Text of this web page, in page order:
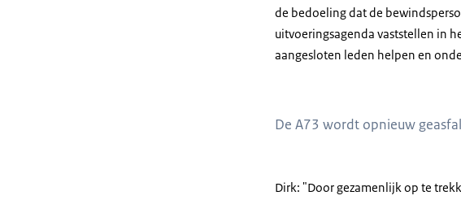
de bedoeling dat de
uitvoeringsagenda vaststellen in
aangesloten leden helpen en
De A73 wordt opnieuw
Dirk: "Door gezamenlijk op te